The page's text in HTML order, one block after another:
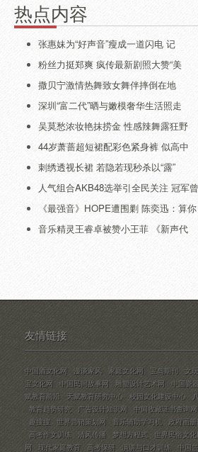
热点内容
张惠妹为“好声音”瘦成一道闪电 记
粉丝力挺郑爽 疯传最新剧照大赞“美
撒贝宁激情热舞致女舞伴摔倒在地
深圳“富二代”晒与嫩模奢华生活照走
吴莫愁浓妆艳抹捞金 性感辣舞露狂野
44岁萧蔷超短裙配彩色紧身裤 似高中
刺绣透视长裙 若隐若现秒杀以“露”
人气组合AKB48选举引全民关注 冠军曾
《最强音》HOPE遭围剿 陈奕迅：算你
音乐精灵王睿卓被赞小王菲 《新声代
友情链接
中国酒文化网 漫谈家风 家庭文化网 宝岛期刊 文
宝文化网
中国民间故事网 雕塑设计艺术网 中国瓷
赋教育前沿
天赋教育研究中心 校园文化建设中心
教育趋势研究
广告设计知识网 中国收藏证书查询网
趣搜搜
世界营销策划网 音乐辅助学习机 政府画
高考作文训练
清风传播 梦想方程式 世界民俗文
网
现代家庭教育 高考保研 演讲与口才训练 中国